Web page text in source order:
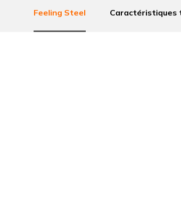
Feeling Steel Caractéristiques